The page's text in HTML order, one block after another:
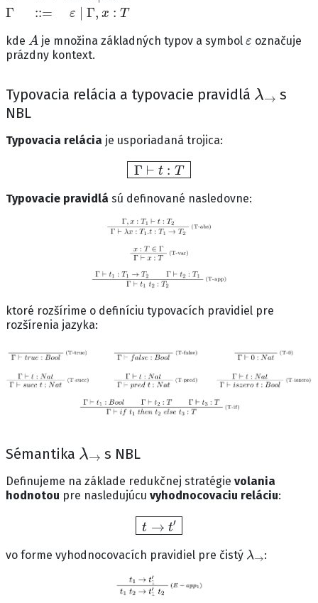
kde
A
je množina základných typov a symbol
označuje
prázdny kontext.
Typovacia relácia a typovacie pravidlá λ
s
NBL
Typovacia relácia je usporiadaná trojica:
Γ⊢t:T
Typovacie pravidlá sú definované nasledovne:
ktoré rozšírime o definíciu typovacích pravidiel pre
rozšírenia jazyka:
Sémantika λ s NBL
Definujeme na základe redukčnej stratégie volania
hodnotou pre nasledujúcu vyhodnocovaciu reláciu:
t→t′
vo forme vyhodnocovacích pravidiel pre čistý
λ
: